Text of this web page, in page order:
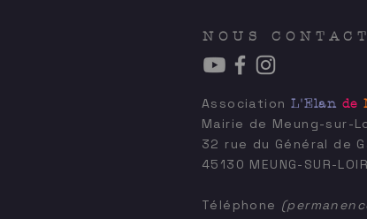
NOUS
Association L'Elan de
Mairie de Meung-sur-
32 rue du Général de
45130 MEUNG-SUR-
Téléphone